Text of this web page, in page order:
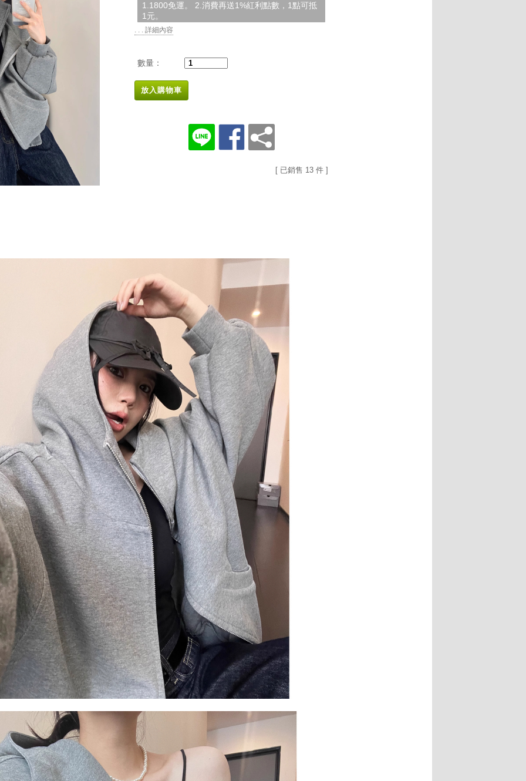
1.1800免運。 2.消費再送1%紅利點數，1點可抵
1元。
. . . 詳細內容
數量：
放入購物車
[ 已銷售 13 件 ]